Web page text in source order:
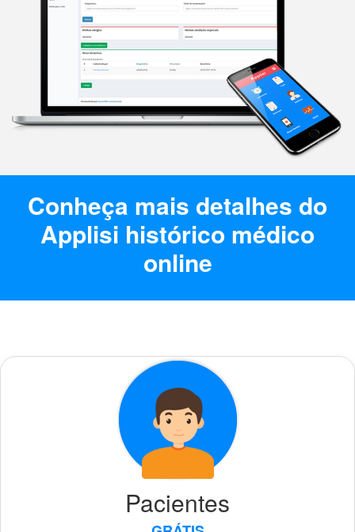
Conheça mais detalhes do
Applisi histórico médico
online
Pacientes